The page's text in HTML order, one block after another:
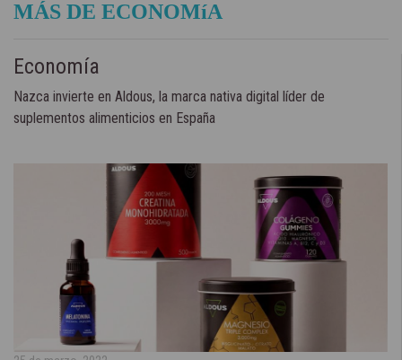
MÁS DE ECONOMíA
Economía
Nazca invierte en Aldous, la marca nativa digital líder de
suplementos alimenticios en España